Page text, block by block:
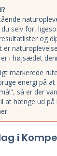
selv for,
og
er
i højsædet
markerede
energi på at
så er der
at hænge ud på
i